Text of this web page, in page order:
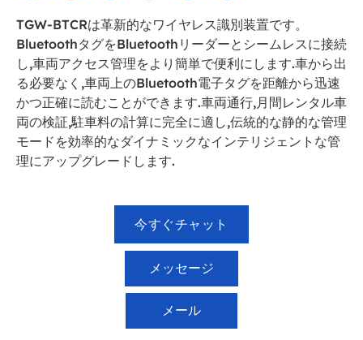
TGW-BTCRは革新的なワイヤレス識別装置です。
BluetoothタグをBluetoothリーダーとシームレスに接続
し,車両アクセス管理をより簡単で便利にします.車から出
る必要なく,車両上のBluetooth電子タグを距離から迅速
かつ正確に読むことができます.車両通行,月間レンタル車
両の検証,駐車料の計算に完全に適し,伝統的な静的な管理
モードを効率的なダイナミックなインテリジェントな管
理にアップグレードします.
今すぐチャット
メッセージ
メール